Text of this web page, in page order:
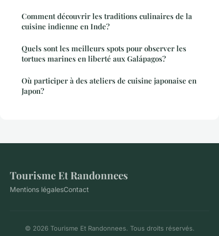
Comment découvrir les traditions culinaires de la
cuisine indienne en Inde?
Quels sont les meilleurs spots pour observer les
tortues marines en liberté aux Galápagos?
Où participer à des ateliers de cuisine japonaise en
Japon?
Tourisme Et Randonnees
Mentions légalesContact
© 2026 Tourisme Et Randonnees. Tous droits réservés.